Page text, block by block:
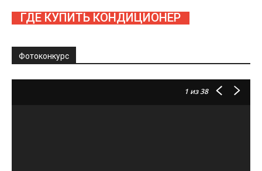
ГДЕ КУПИТЬ КОНДИЦИОНЕР
Фотоконкурс
1 из 38